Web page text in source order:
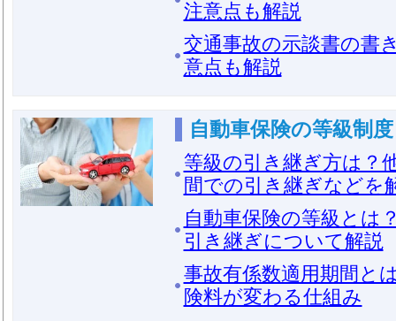
注意点も解説
交通事故の示談書の書
意点も解説
自動車保険の等級制度
等級の引き継ぎ方は？
間での引き継ぎなどを
自動車保険の等級とは
引き継ぎについて解説
事故有係数適用期間と
険料が変わる仕組み